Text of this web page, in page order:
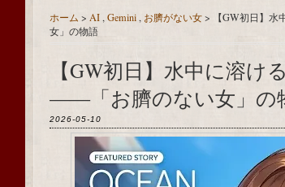
ホーム > AI , Gemini , お臍がない女>
【GW初日】
女」の物語
【GW初日】水中に溶け
――「お臍のない女」の
2026-05-10